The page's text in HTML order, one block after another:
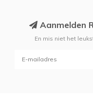
Aanmelden
En mis niet het